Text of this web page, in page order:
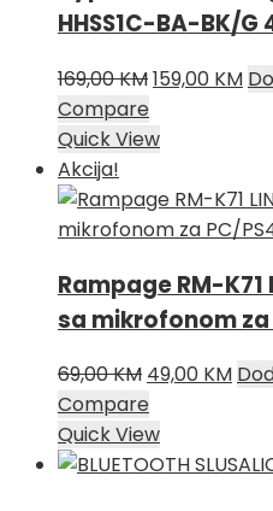
HHSS1C-BA-BK/G
169,00KMIzvorna
bila
169,00 KM.
159,00 KM
Compare
Quick View
Akcija!
Rampage RM-
sa mikrofonom za
69,00KM Izvorna
cijena
bila
je:
49,00 KM
Compare
Quick View